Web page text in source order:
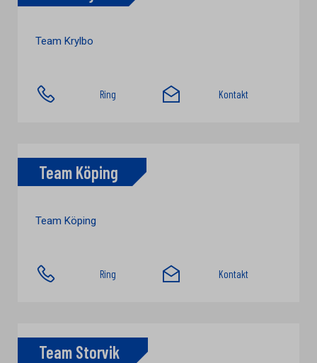
Team Krylbo
Ring Kontakt
Team Köping
Team Köping
Ring Kontakt
Team Storvik